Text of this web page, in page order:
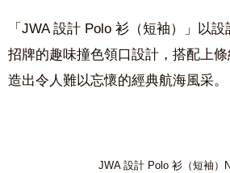
「 JWA設計 Polo 衫（短袖）」 以設
招牌的趣味撞色領口設計 ，搭配上
造出令人難以忘懷的經典航海風采。
JWA 設計 Polo 衫（短袖）